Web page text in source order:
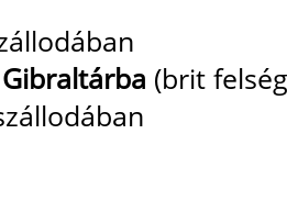
Gibraltárba (brit